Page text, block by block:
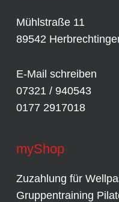
Mühlstraße 11
89542
E-Mail schreiben
07321 / 940543
0177 2917018
myShop
Zuzahlung für
Gruppentraining